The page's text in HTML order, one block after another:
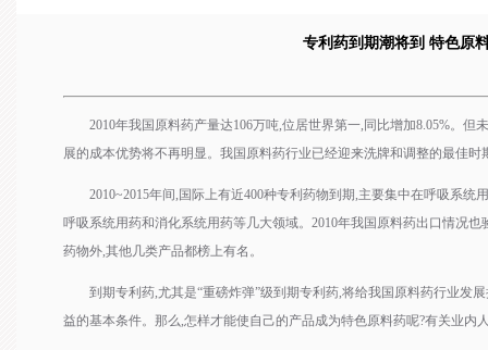
专利药到期潮将到 特色原
2010年我国原料药产量达106万吨,位居世界第一,同比增加8.05%。但
展的成本优势将不再明显。我国原料药行业已经迎来洗牌和调整的最佳时
2010~2015年间,国际上有近400种专利药物到期,主要集中在呼吸系统
呼吸系统用药和消化系统用药等几大领域。2010年我国原料药出口情况
药物外,其他几类产品都榜上有名。
到期专利药,尤其是“重磅炸弹”级到期专利药,将给我国原料药行业发
益的基本条件。那么,怎样才能使自己的产品成为特色原料药呢?有关业内